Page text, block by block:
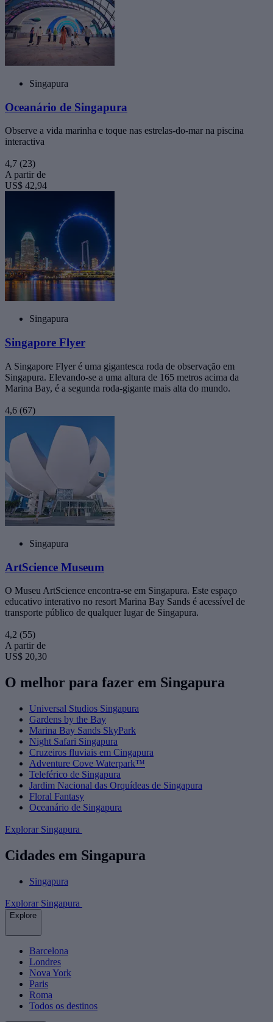
Singapura
Oceanário de Singapura
Observe a vida marinha e toque nas estrelas-do-mar na piscina
interactiva
4,7 (23)
A partir de
US$ 42,94
Singapura
Singapore Flyer
A Singapore Flyer é uma gigantesca roda de observação em
Singapura. Elevando-se a uma altura de 165 metros acima da
Marina Bay, é a segunda roda-gigante mais alta do mundo.
4,6 (67)
Singapura
ArtScience Museum
O Museu ArtScience encontra-se em Singapura. Este espaço
educativo interativo no resort Marina Bay Sands é acessível de
transporte público de qualquer lugar de Singapura.
4,2 (55)
A partir de
US$ 20,30
O melhor para fazer em Singapura
Universal Studios Singapura
Gardens by the Bay
Marina Bay Sands SkyPark
Night Safari Singapura
Cruzeiros fluviais em Cingapura
Adventure Cove Waterpark™
Teleférico de Singapura
Jardim Nacional das Orquídeas de Singapura
Floral Fantasy
Oceanário de Singapura
Explorar Singapura
Cidades em Singapura
Singapura
Explorar Singapura
Explore
Barcelona
Londres
Nova York
Paris
Roma
Todos os destinos